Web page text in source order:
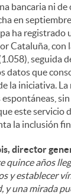
bancaria ni
en
ha registrado
Cataluña, con
seguida
datos que
la iniciativa. La
este servicio
la inclusión
director
quince años
y establecer
y una mirada